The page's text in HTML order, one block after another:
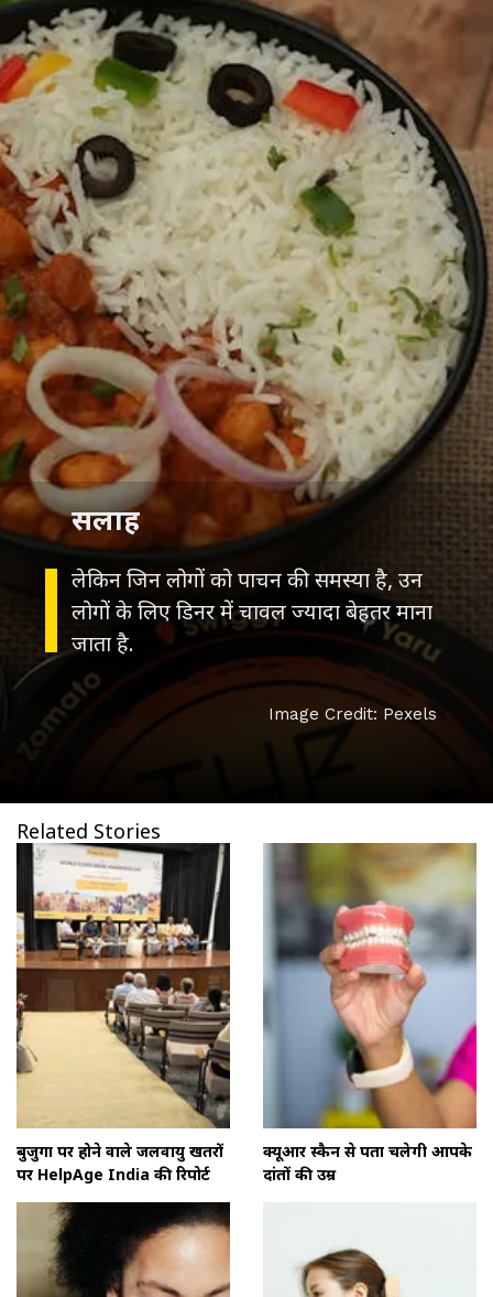
लेकिन जिन लोगों को पाचन की समस्या है, उन
लोगों के लिए डिनर में चावल ज्यादा बेहतर माना
जाता है.
सलाह
Image Credit: Pexels
Related Stories
बुजुर्गों पर होने वाले जलवायु खतरों
पर HelpAge India की रिपोर्ट
क्यूआर स्कैन से पता चलेगी आपके
दांतों की उम्र